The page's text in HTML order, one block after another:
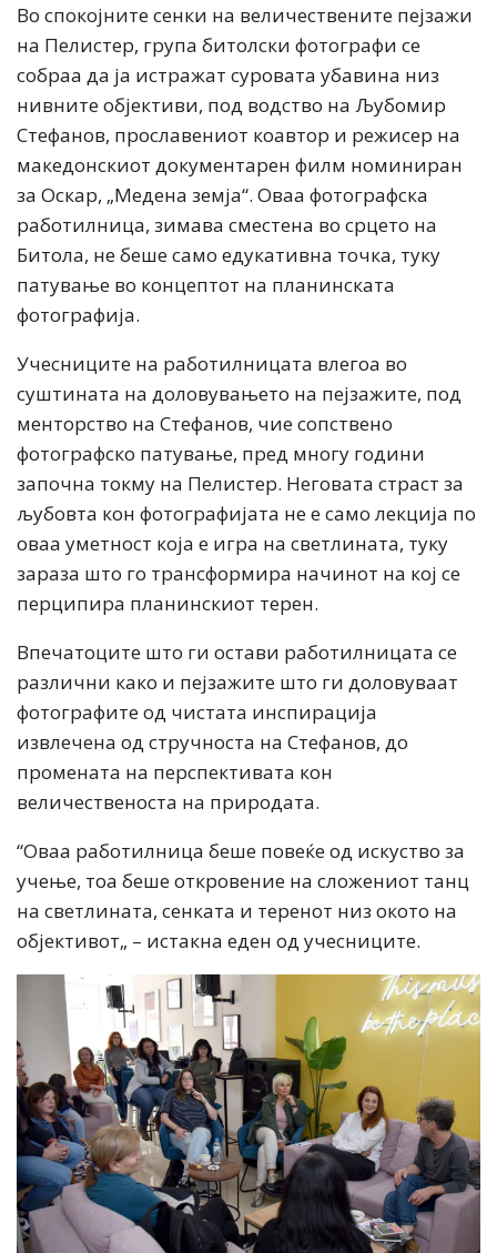
Во спокојните сенки на величествените пејзажи
на Пелистер, група битолски фотографи се
собраа да ја истражат суровата убавина низ
нивните објективи, под водство на Љубомир
Стефанов, прославениот коавтор и режисер на
македонскиот документарен филм номиниран
за Оскар, „Медена земја“. Оваа фотографска
работилница, зимава сместена во срцето на
Битола, не беше само едукативна точка, туку
патување во концептот на планинската
фотографија.
Учесниците на работилницата влегоа во
суштината на доловувањето на пејзажите, под
менторство на Стефанов, чие сопствено
фотографско патување, пред многу години
започна токму на Пелистер. Неговата страст за
љубовта кон фотографијата не е само лекција по
оваа уметност која е игра на светлината, туку
зараза што го трансформира начинот на кој се
перципира планинскиот терен.
Впечатоците што ги остави работилницата се
различни како и пејзажите што ги доловуваат
фотографите од чистата инспирација
извлечена од стручноста на Стефанов, до
промената на перспективата кон
величественоста на природата.
“Оваа работилница беше повеќе од искуство за
учење, тоа беше откровение на сложениот танц
на светлината, сенката и теренот низ окото на
објективот„ – истакна еден од учесниците.